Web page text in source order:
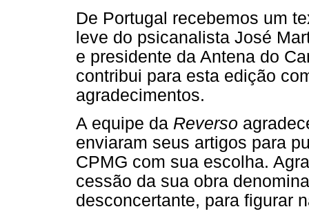
De Portugal recebemos um
leve do psicanalista José
e presidente da Antena do
contribui para esta edição
agradecimentos.
A equipe da Reverso
enviaram seus artigos para
CPMG com sua escolha.
cessão da sua obra
desconcertante, para figurar